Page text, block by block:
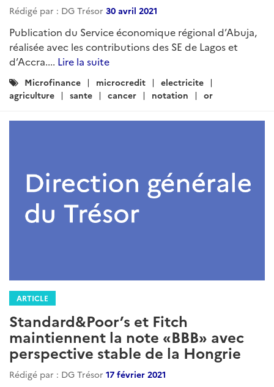
Rédigé par : DG Trésor 30 avril 2021
Publication du Service économique régional d’Abuja,
réalisée avec les contributions des SE de Lagos et
d’Accra.... Lire la suite
Catégories
:
Microfinance microcredit
electricite
agriculture
sante cancer notation or
ARTICLE
Standard&Poor’s et Fitch
maintiennent la note «BBB» avec
perspective stable de la Hongrie
Rédigé par : DG Trésor 17 février 2021